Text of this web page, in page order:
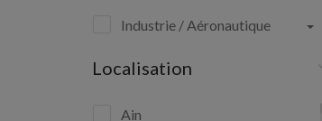
Industrie / Aéronautique
Localisation
Ain